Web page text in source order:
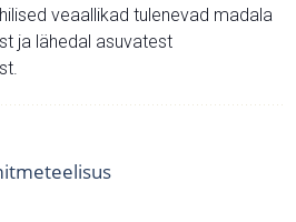
veaallikad tulenevad madala
ja lähedal asuvatest